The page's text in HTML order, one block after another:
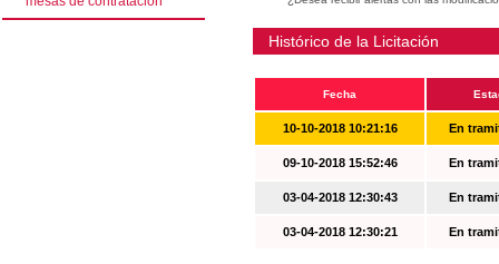
Histórico de la Licitación
Fecha
10-10-2018 10:21:16 En
09-10-2018 15:52:46 En
03-04-2018 12:30:43 En
03-04-2018 12:30:21 En